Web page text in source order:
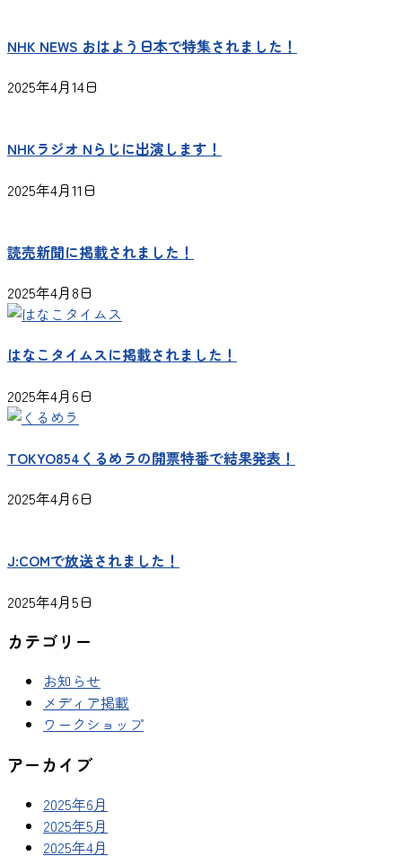
NHK NEWS おはよう日本で特集されました！
2025年4月14日
NHKラジオ Nらじに出演します！
2025年4月11日
読売新聞に掲載されました！
2025年4月8日
はなこタイムスに掲載されました！
2025年4月6日
TOKYO854くるめラの開票特番で結果発表！
2025年4月6日
J:COMで放送されました！
2025年4月5日
カテゴリー
お知らせ
メディア掲載
ワークショップ
アーカイブ
2025年6月
2025年5月
2025年4月